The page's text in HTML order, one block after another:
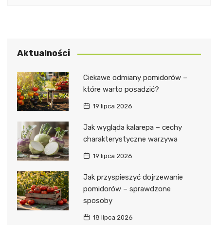
Aktualności
Ciekawe odmiany pomidorów –
które warto posadzić?
19 lipca 2026
Jak wygląda kalarepa – cechy
charakterystyczne warzywa
19 lipca 2026
Jak przyspieszyć dojrzewanie
pomidorów – sprawdzone
sposoby
18 lipca 2026